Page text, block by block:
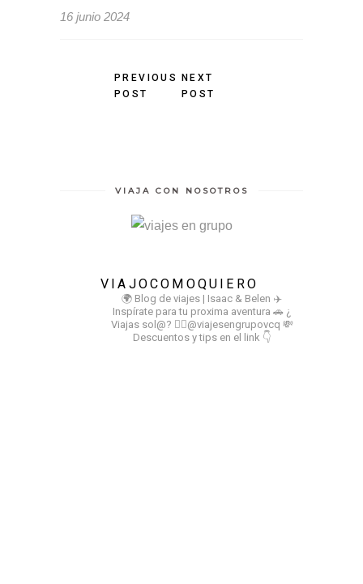
16 junio 2024
PREVIOUS
POST
NEXT
POST
VIAJA CON NOSOTROS
VIAJOCOMOQUIERO
🌍 Blog de viajes | Isaac & Belen ✈️
Inspírate para tu proxima aventura 🚗 ¿
Viajas sol@? 👉🏻@viajesengrupovcq 💸
Descuentos y tips en el link 👇